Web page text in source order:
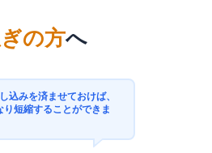
の方へ
込みを済ませておけば、
短縮することができま